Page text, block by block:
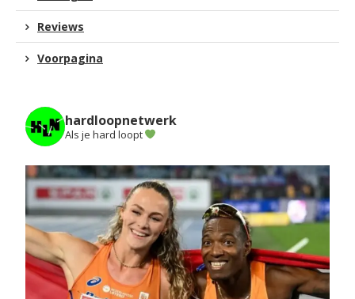
Reviews
Voorpagina
hardloopnetwerk
Als je hard loopt